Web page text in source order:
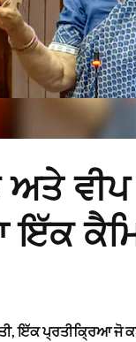
ਅਤੇ
ਇੱਕ
ਇੱਕ ਪ੍ਰਤੀਕ੍ਰਿਆ ਜੋ